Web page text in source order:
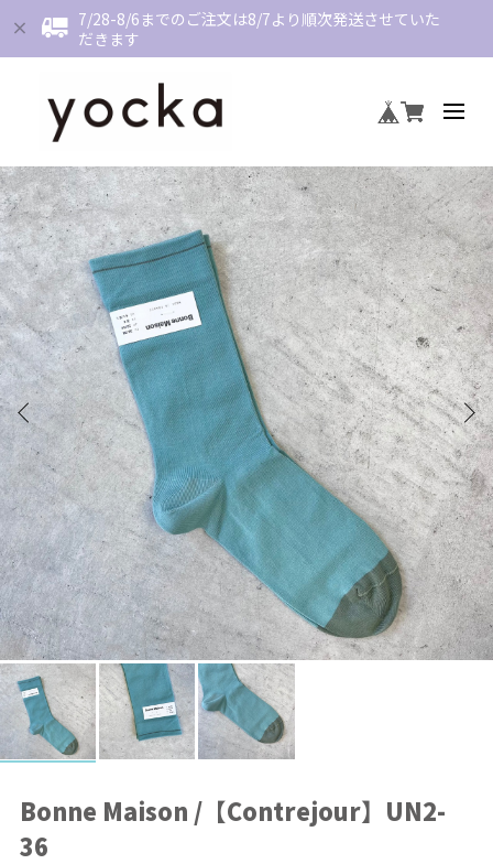
7/28-8/6までのご注文は8/7より順次発送させていた
だきます
Bonne Maison /【Contrejour】UN2-
36